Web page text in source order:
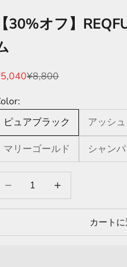
30%オフ】
ール価格通常価格
¥8,800
ピュアブラック
アッシ
マリーゴールド シャン
量を減らす 数量を減らす
カート